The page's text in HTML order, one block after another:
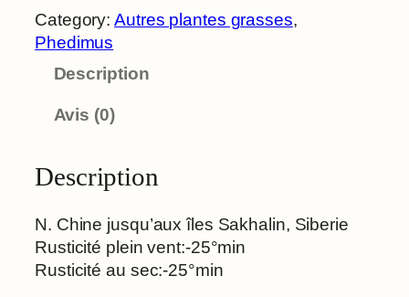
a
n
t
e
a
m
t
Category:Autres plantes grasses
Phedimus
Description
Avis (0)
Description
N. Chine jusqu’aux îles Sakhalin, Siberie
Rusticité plein vent:-25°min
Rusticité au sec:-25°min